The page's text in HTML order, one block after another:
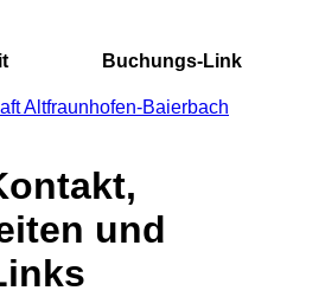
Buchungs-Link
Altfraunhofen-Baierbach
und